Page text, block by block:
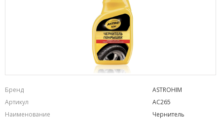
Бренд
ASTROHIM
Артикул
AC265
Наименование
Чернитель